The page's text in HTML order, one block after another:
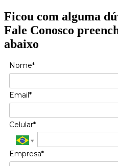
Ficou com alguma
Fale Conosco
abaixo
Nome*
Email*
Celular*
Empresa*